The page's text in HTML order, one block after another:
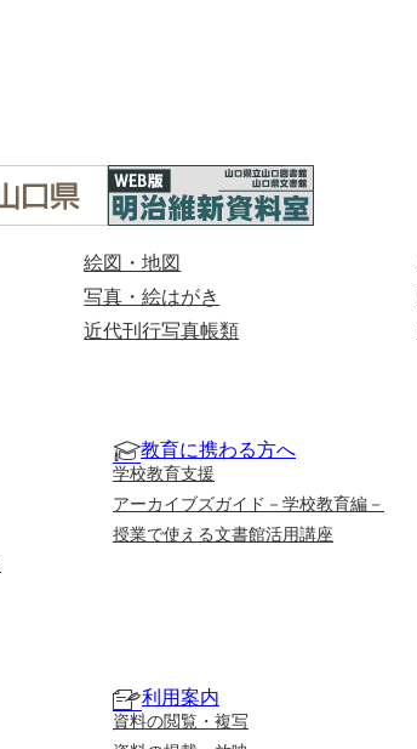
絵図・地図
写真・絵はがき
近代刊行写真帳類
教育に携わる方へ
学校教育支援
アーカイブズガイド－学校教育編－
授業で使える文書館活用講座
利用案内
資料の閲覧・複写